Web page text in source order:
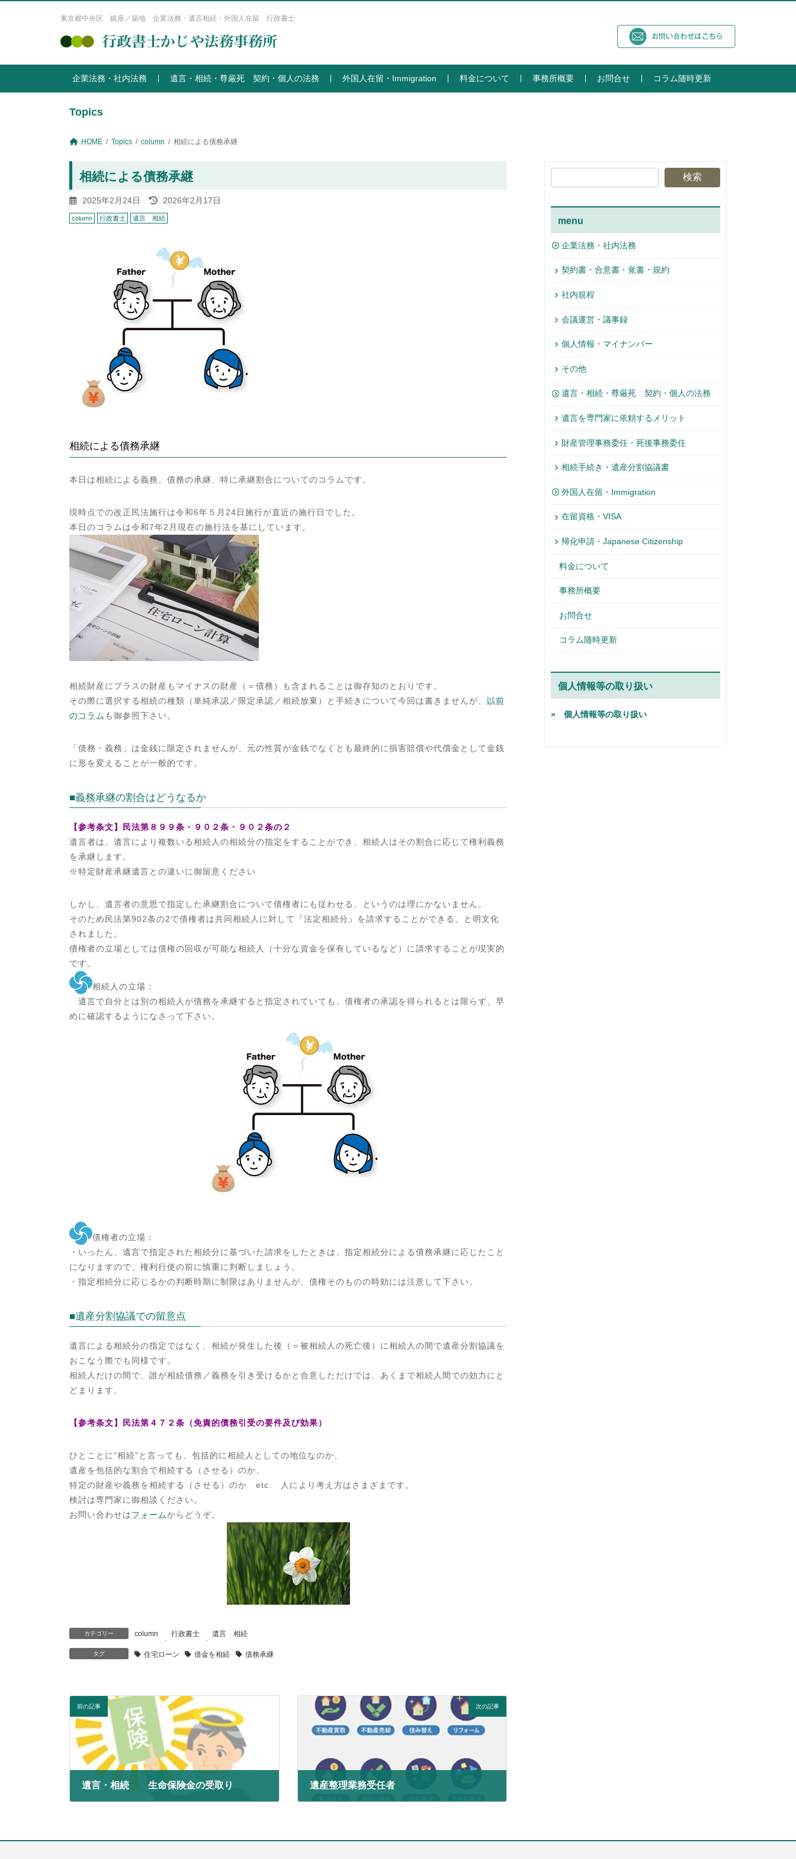
へ
キ
ョ
に
東京都中央区 銀座／築地 企業法務・遺言相続・外国人在留 行政書士
企業法務・社内法務 遺言・相続・尊厳死 契約・個人の法務 外国人在留・Immigration 料金について 事務所概要 お問合せ コラム随時更新
Topics
HOME Topics column 相続による債務承継
相続による債務承継
2025年2月24日
最
終
更
日
時
2026年2月17日
column 行政書士 遺言 相続
相続による債務承継
本日は相続による義務、債務の承継、特に承継割合についてのコラムです。
現時点での改正民法施行は令和6年５月24日施行が直近の施行日でした。
本日のコラムは令和7年2月現在の施行法を基にしています。
相続財産にプラスの財産もマイナスの財産（＝債務）も含まれることは御存知のとおりです。
その際に選択する相続の種類（単純承認／限定承認／相続放棄）と手続きについて今回は書きませんが、
以前
のコラム も御参照下さい。
「債務・義務」は金銭に限定されませんが、元の性質が金銭でなくとも最終的に損害賠償や代償金として金銭
に形を変えることが一般的です。
■義務承継の割合はどうなるか
【参考条文】民法第８９９条・９０２条・９０２条の２
遺言者は、遺言により複数いる相続人の相続分の指定をすることができ、相続人はその割合に応じて権利義務
を承継します。
※特定財産承継遺言との違いに御留意ください
しかし、遺言者の意思で指定した承継割合について債権者にも従わせる、というのは理にかないません。
そのため民法第902条の2で債権者は共同相続人に対して『法定相続分』を請求することができる、と明文化
されました。
債権者の立場としては債権の回収が可能な相続人（十分な資金を保有しているなど）に請求することが現実的
です。
相続人の立場：
遺言で自分とは別の相続人が債務を承継すると指定されていても、債権者の承認を得られるとは限らず、早
めに確認するようになさって下さい。
債権者の立場：
・いったん、遺言で指定された相続分に基づいた請求をしたときは、指定相続分による債務承継に応じたこと
になりますので、権利行使の前に慎重に判断しましょう。
・指定相続分に応じるかの判断時期に制限はありませんが、債権そのものの時効には注意して下さい。
■遺産分割協議での留意点
遺言による相続分の指定ではなく、相続が発生した後（＝被相続人の死亡後）に相続人の間で遺産分割協議を
おこなう際でも同様です。
相続人だけの間で、誰が相続債務／義務を引き受けるかと合意しただけでは、あくまで相続人間での効力にと
どまります。
【参考条文】民法第４７２条（免責的債務引受の要件及び効果）
ひとことに“相続”と言っても、包括的に相続人としての地位なのか、
遺産を包括的な割合で相続する（させる）のか、
特定の財産や義務を相続する（させる）のか etc. 人により考え方はさまざまです。
検討は専門家に御相談ください。
お問い合わせはフォームからどうぞ。
カテゴリー column 、 行政書士 、遺言 相続
タグ 住宅ローン 借金を相続 債務承継
前の記事
遺言・相続 生命保険金の受取り
次の記事
遺産整理業務受任者
検索
menu
企業法務・社内法務
契約書・合意書・覚書・規約
社内規程
会議運営・議事録
個人情報・マイナンバー
その他
遺言・相続・尊厳死 契約・個人の法務
遺言を専門家に依頼するメリット
財産管理事務委任・死後事務委任
相続手続き・遺産分割協議書
外国人在留・Immigration
在留資格・VISA
帰化申請・Japanese Citizenship
料金について
事務所概要
お問合せ
コラム随時更新
個人情報等の取り扱い
» 個人情報等の取り扱い